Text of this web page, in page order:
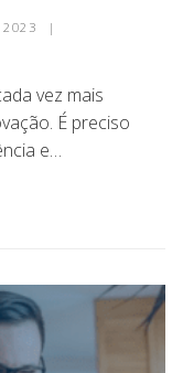
2023
|
vez mais
É preciso
e…